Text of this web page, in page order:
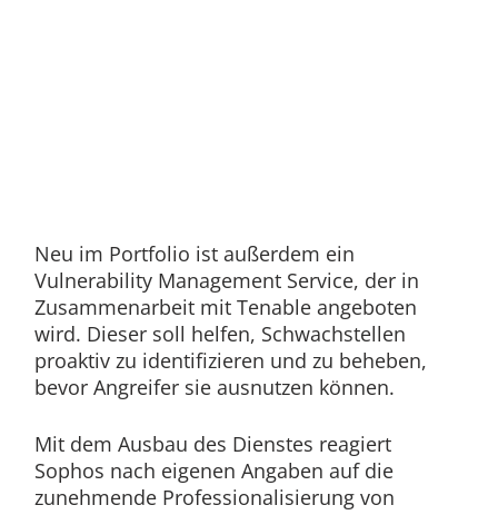
Neu im Portfolio ist außerdem ein
Vulnerability Management Service, der in
Zusammenarbeit mit Tenable angeboten
wird. Dieser soll helfen, Schwachstellen
proaktiv zu identifizieren und zu beheben,
bevor Angreifer sie ausnutzen können.
Mit dem Ausbau des Dienstes reagiert
Sophos nach eigenen Angaben auf die
zunehmende Professionalisierung von